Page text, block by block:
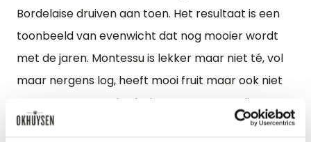
Bordelaise druiven aan toen. Het resultaat is een
toonbeeld van evenwicht dat nog mooier wordt
met de jaren. Montessu is lekker maar niet té, vol
maar nergens log, heeft mooi fruit maar ook niet
meteen een mand vol. Hier geen commedia
dell’arte. Deze Italiaan gedraagt zich voorbeeldig